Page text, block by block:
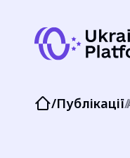
/Публікації/